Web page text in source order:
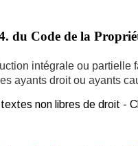
du Code de la
intégrale ou partielle
ayants droit ou ayants
non libres de droit -